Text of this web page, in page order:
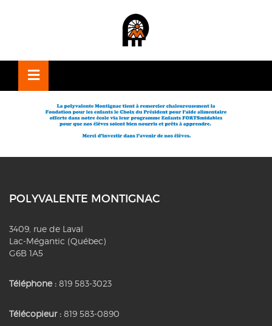
POLYVALENTE MONTIGNAC
3409, rue de Laval
Lac-Mégantic (Québec)
G6B 1A5
Téléphone : 819 583-3023
Télécopieur : 819 583-0890